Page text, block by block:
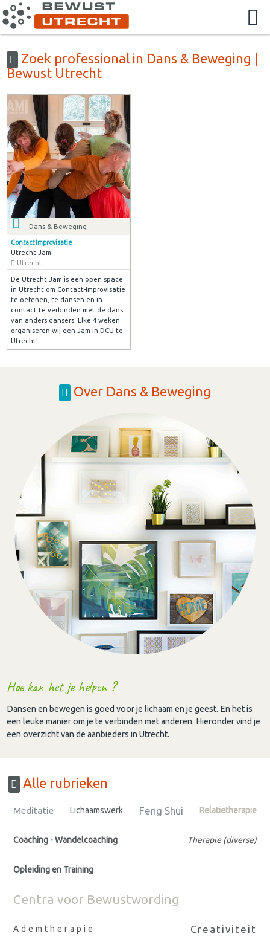
Zoek professional in Dans & Beweging |
Bewust Utrecht
Dans & Beweging
Contact Improvisatie
Utrecht Jam
Utrecht
De Utrecht Jam is een open space
in Utrecht om Contact-Improvisatie
te oefenen, te dansen en in
contact te verbinden met de dans
van anders dansers. Elke 4 weken
organiseren wij een Jam in DCU te
Utrecht!
Over Dans & Beweging
Hoe kan het je helpen ?
Dansen en bewegen is goed voor je lichaam en je geest. En het is
een leuke manier om je te verbinden met anderen. Hieronder vind je
een overzicht van de aanbieders in Utrecht.
Alle rubrieken
Meditatie Lichaamswerk Feng Shui Relatietherapie
Coaching - Wandelcoaching Therapie (diverse)
Opleiding en Training
Centra voor Bewustwording
Ademtherapie Creativiteit